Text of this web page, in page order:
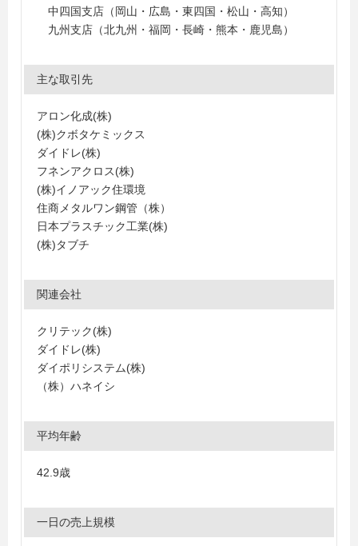
中四国支店（岡山・広島・東四国・松山・高知）
九州支店（北九州・福岡・長崎・熊本・鹿児島）
主な取引先
アロン化成(株)
(株)クボタケミックス
ダイドレ(株)
フネンアクロス(株)
(株)イノアック住環境
住商メタルワン鋼管（株）
日本プラスチック工業(株)
(株)タブチ
関連会社
クリテック(株)
ダイドレ(株)
ダイポリシステム(株)
（株）ハネイシ
平均年齢
42.9歳
一日の売上規模